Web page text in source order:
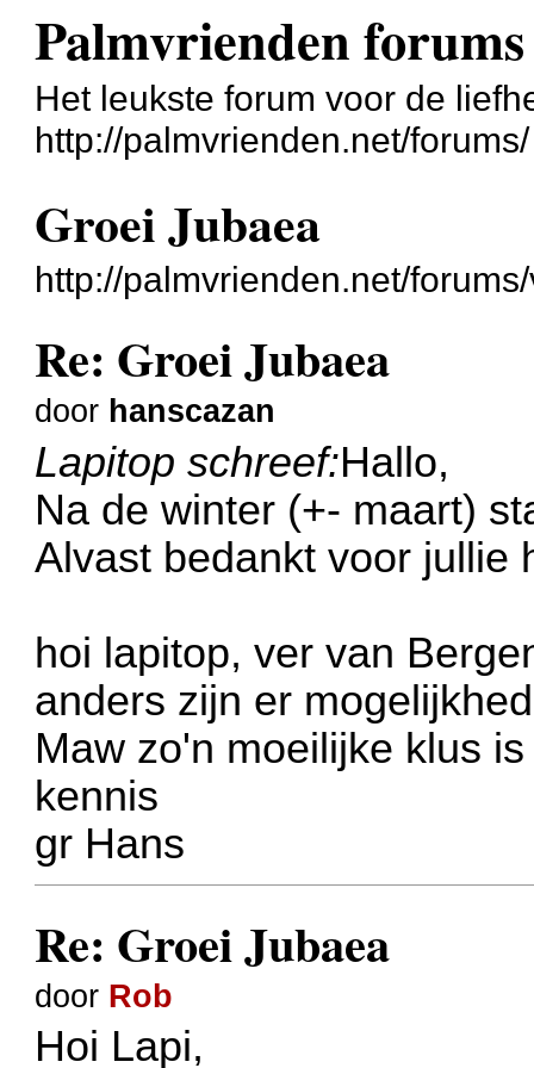
Palmvrienden forums
Het leukste forum voor de
http://palmvrienden.net/forums/
Groei Jubaea
http://palmvrienden.net/
Re: Groei Jubaea
door hanscazan
Lapitop schreef:Hallo,
Na de winter (+- maart)
Alvast bedankt voor jullie
hoi lapitop, ver van
anders zijn er
Maw zo'n moeilijke klus
kennis
gr Hans
Re: Groei Jubaea
door Rob
Hoi Lapi,